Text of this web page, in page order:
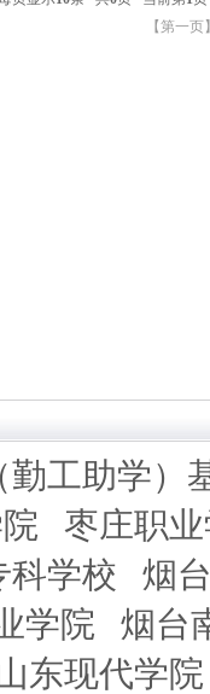
工助学）
枣庄职
科学校
烟
学院
烟台
东现代学院